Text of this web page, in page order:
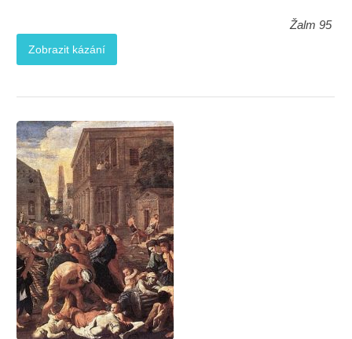
Žalm 95
Zobrazit kázání